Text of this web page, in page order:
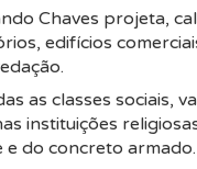
Chaves projeta,
edifícios
as classes sociais,
instituições
do concreto armado.